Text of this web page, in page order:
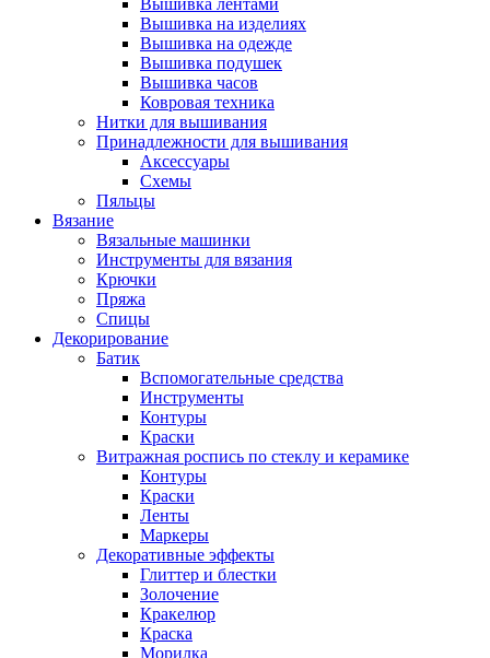
Вышивка лентами
Вышивка на изделиях
Вышивка на одежде
Вышивка подушек
Вышивка часов
Ковровая техника
Нитки для вышивания
Принадлежности для вышивания
Аксессуары
Схемы
Пяльцы
Вязание
Вязальные машинки
Инструменты для вязания
Крючки
Пряжа
Спицы
Декорирование
Батик
Вспомогательные средства
Инструменты
Контуры
Краски
Витражная роспись по стеклу и керамике
Контуры
Краски
Ленты
Маркеры
Декоративные эффекты
Глиттер и блестки
Золочение
Кракелюр
Краска
Морилка